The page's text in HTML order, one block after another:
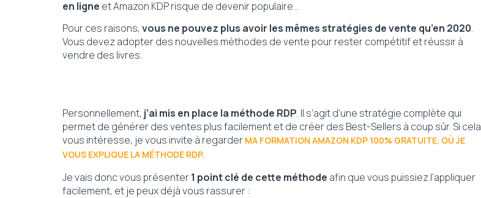
en ligne et Amazon KDP risque de devenir populaire…
Pour ces raisons, vous ne pouvez plus avoir les mêmes stratégies de vente qu’en 2020.
Vous devez adopter des nouvelles méthodes de vente pour rester compétitif et réussir à
vendre des livres.
Personnellement, j’ai mis en place la méthode RDP. Il s’agit d’une stratégie complète qui
permet de générer des ventes plus facilement et de créer des Best-Sellers à coup sûr. Si cela
vous intéresse, je vous invite à regarder MA FORMATION AMAZON KDP 100% GRATUITE, OÙ JE
VOUS EXPLIQUE LA MÉTHODE RDP.
Je vais donc vous présenter1 point clé de cette méthode afin que vous puissiez l’appliquer
facilement, et je peux déjà vous rassurer :